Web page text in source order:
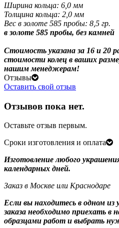
Ширина кольца: 6,0 мм
Толщина кольца: 2,0 мм
Вес в золоте 585 пробы: 8,5 гр.
в золоте 585 пробы, без камней
Стоимость указана за 16 и 20
стоимости колец в ваших
нашим менеджерам!
Отзывы
Оставить свой отзыв
Отзывов пока нет.
Оставьте отзыв первым.
Сроки изготовления и оплата
Изготовление любого
календарных дней.
Заказ в Москве или Краснодаре
Если вы находитесь в одном из
заказа необходимо приехать в
образцами работ и выбрать